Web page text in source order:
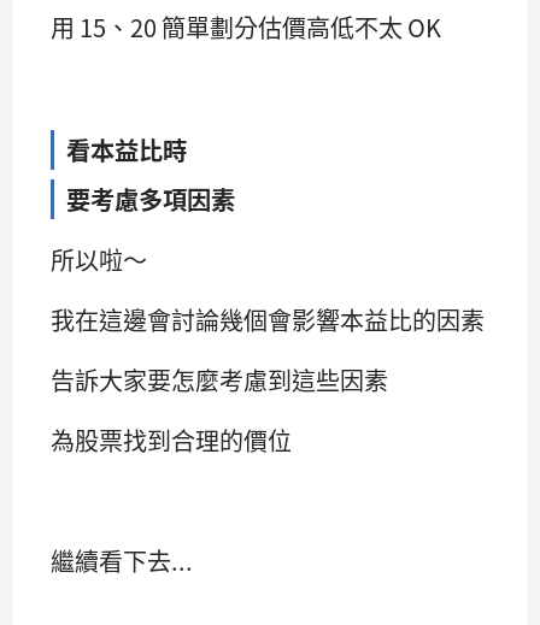
用 15、20 簡單劃分估價高低不太 OK
看本益比時
要考慮多項因素
所以啦～
我在這邊會討論幾個會影響本益比的因素
告訴大家要怎麼考慮到這些因素
為股票找到合理的價位
繼續看下去...